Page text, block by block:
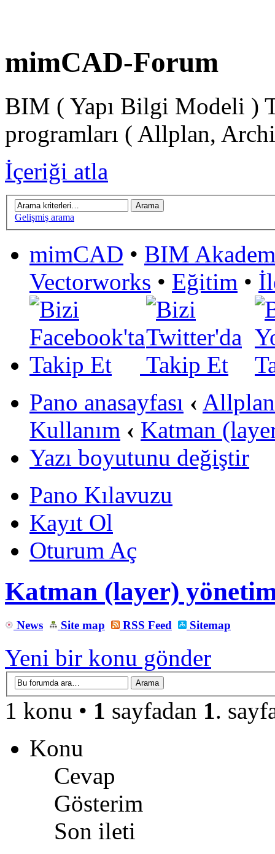
mimCAD-Forum
BIM ( Yapı Bilgi Modeli )
programları ( Allplan,
İçeriği atla
Gelişmiş arama
mimCAD • BIM
Vectorworks • Eğitim •
Pano anasayfası ‹
Kullanım ‹ Katman
Yazı boyutunu değiştir
Pano Kılavuzu
Kayıt Ol
Oturum Aç
Katman (layer)
News Site map RSS Feed Sitemap
Yeni bir konu gönder
1 konu • 1 sayfadan 1 .
Konu
Cevap
Gösterim
Son ileti